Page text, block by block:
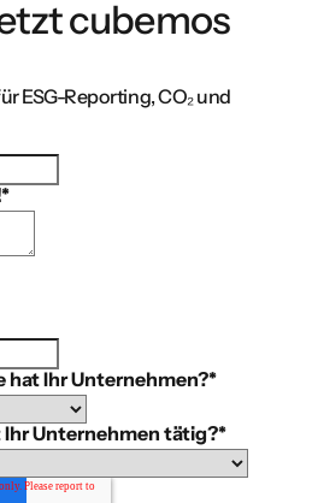
cubemos
ESG-Reporting, CO₂ und
*
hat Ihr Unternehmen?*
Ihr Unternehmen tätig?*